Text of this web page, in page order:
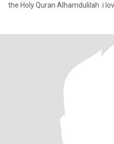
the Holy Quran Alhamdulilah .i